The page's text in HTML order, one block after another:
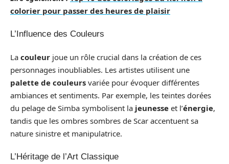
colorier pour passer des heures de plaisir
L’Influence des Couleurs
La couleur joue un rôle crucial dans la création de ces
personnages inoubliables. Les artistes utilisent une
palette de couleurs variée pour évoquer différentes
ambiances et sentiments. Par exemple, les teintes dorées
du pelage de Simba symbolisent la jeunesse et l’énergie,
tandis que les ombres sombres de Scar accentuent sa
nature sinistre et manipulatrice.
L’Héritage de l’Art Classique